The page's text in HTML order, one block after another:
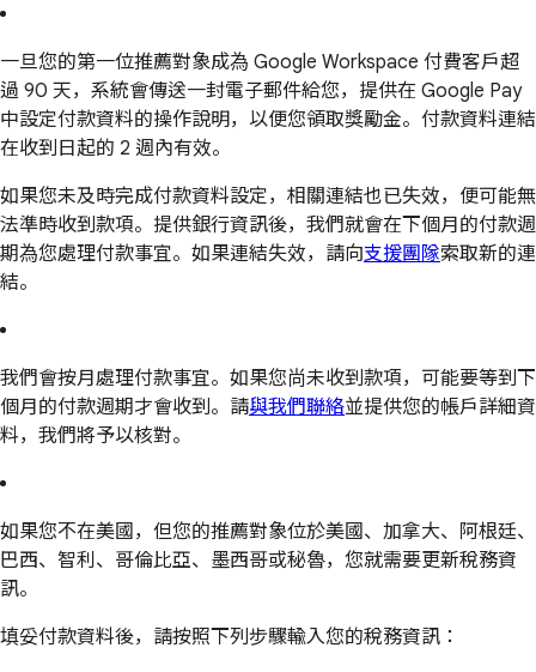
一旦您的第一位推薦對象成為 Google Workspace 付費客戶超
過 90 天，系統會傳送一封電子郵件給您，提供在 Google Pay
中設定付款資料的操作說明，以便您領取獎勵金。付款資料連結
在收到日起的 2 週內有效。
如果您未及時完成付款資料設定，相關連結也已失效，便可能無
法準時收到款項。提供銀行資訊後，我們就會在下個月的付款週
期為您處理付款事宜。如果連結失效，請向支援團隊索取新的連
結。
我們會按月處理付款事宜。如果您尚未收到款項，可能要等到下
個月的付款週期才會收到。請與我們聯絡並提供您的帳戶詳細資
料，我們將予以核對。
如果您不在美國，但您的推薦對象位於美國、加拿大、阿根廷、
巴西、智利、哥倫比亞、墨西哥或秘魯，您就需要更新稅務資
訊。
填妥付款資料後，請按照下列步驟輸入您的稅務資訊：